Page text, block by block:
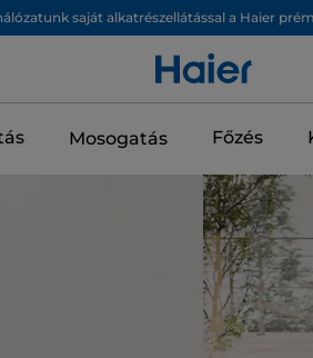
saját alkatrészellátással a Haier
Mosogatás Főzés